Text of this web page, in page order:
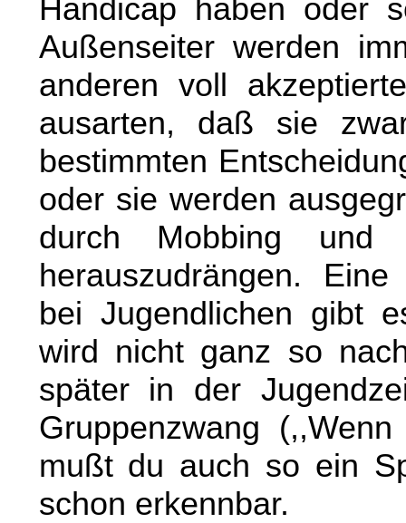
Handicap haben oder
Außenseiter werden
anderen voll
ausarten, daß sie
bestimmten
oder sie werden
durch Mobbing
herauszudrängen.
bei Jugendlichen gibt
wird nicht ganz so
später in der
Gruppenzwang
mußt du auch so ein
schon erkennbar.